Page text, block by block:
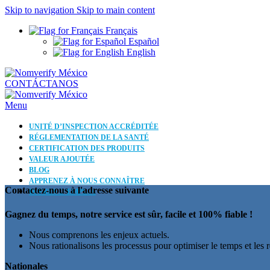
Skip to navigation Skip to main content
Français
Español
English
CONTÁCTANOS
Menu
UNITÉ D’INSPECTION ACCRÉDITÉE
RÉGLEMENTATION DE LA SANTÉ
CERTIFICATION DES PRODUITS
VALEUR AJOUTÉE
BLOG
APPRENEZ À NOUS CONNAÎTRE
OFFRES D’EMPLOI
Contactez-nous à l'adresse suivante
Gagnez du temps, notre service est sûr, facile et 100% fiable !
Nous comprenons les enjeux actuels.
Nous rationalisons les processus pour optimiser le temps et les
Nationales